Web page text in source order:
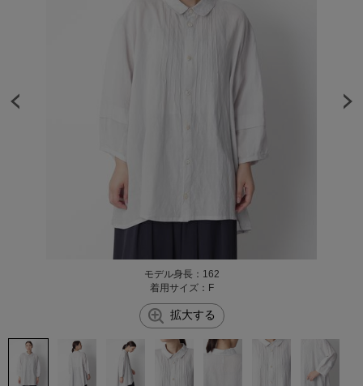
モデル身長：162
着用サイズ：F
拡大する